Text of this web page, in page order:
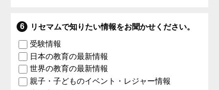
リセマムで知りたい情報をお聞かせください。
受験情報
日本の教育の最新情報
世界の教育の最新情報
親子・子どものイベント・レジャー情報